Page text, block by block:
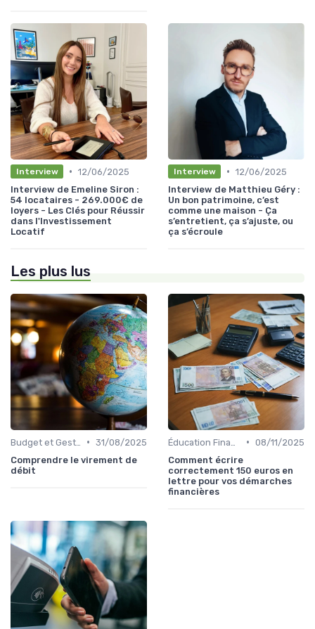
Interview • 12/06/2025
Interview de Emeline Siron :
54 locataires - 269.000€ de
loyers - Les Clés pour Réussir
dans l'Investissement
Locatif
Interview • 12/06/2025
Interview de Matthieu Géry :
Un bon patrimoine, c’est
comme une maison - Ça
s’entretient, ça s’ajuste, ou
ça s’écroule
Les plus lus
• 31/08/2025
Comprendre le virement de
débit
• 08/11/2025
Comment écrire
correctement 150 euros en
lettre pour vos démarches
financières